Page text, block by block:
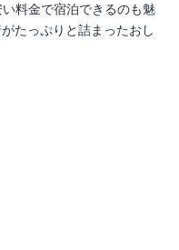
料金で宿泊できるのも魅
たっぷりと詰まったおし